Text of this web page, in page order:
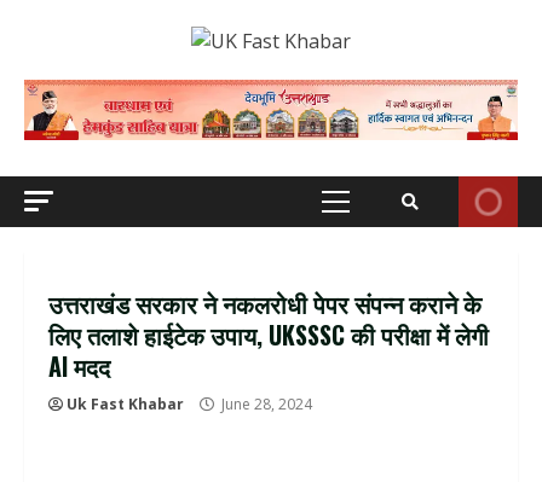
Primary
उत्तराखंड सरकार ने नकलरोधी पेपर संपन्न कराने के
लिए तलाशे हाईटेक उपाय, UKSSSC की परीक्षा में लेगी
AI मदद
Uk Fast Khabar June 28, 2024